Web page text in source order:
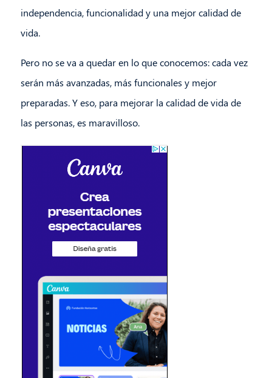
independencia, funcionalidad y una mejor calidad de
vida.
Pero no se va a quedar en lo que conocemos: cada vez
serán más avanzadas, más funcionales y mejor
preparadas. Y eso, para mejorar la calidad de vida de
las personas, es maravilloso.